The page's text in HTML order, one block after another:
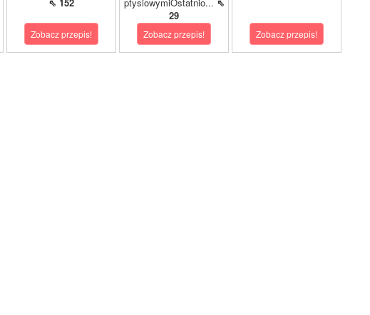
Zobacz przepis!
29
Zobacz przepis! Zobacz przepis!